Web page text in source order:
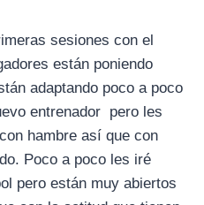
sesiones con el
están poniendo
adaptando poco a poco
entrenador pero les
hambre así que con
Poco a poco les iré
pero están muy abiertos